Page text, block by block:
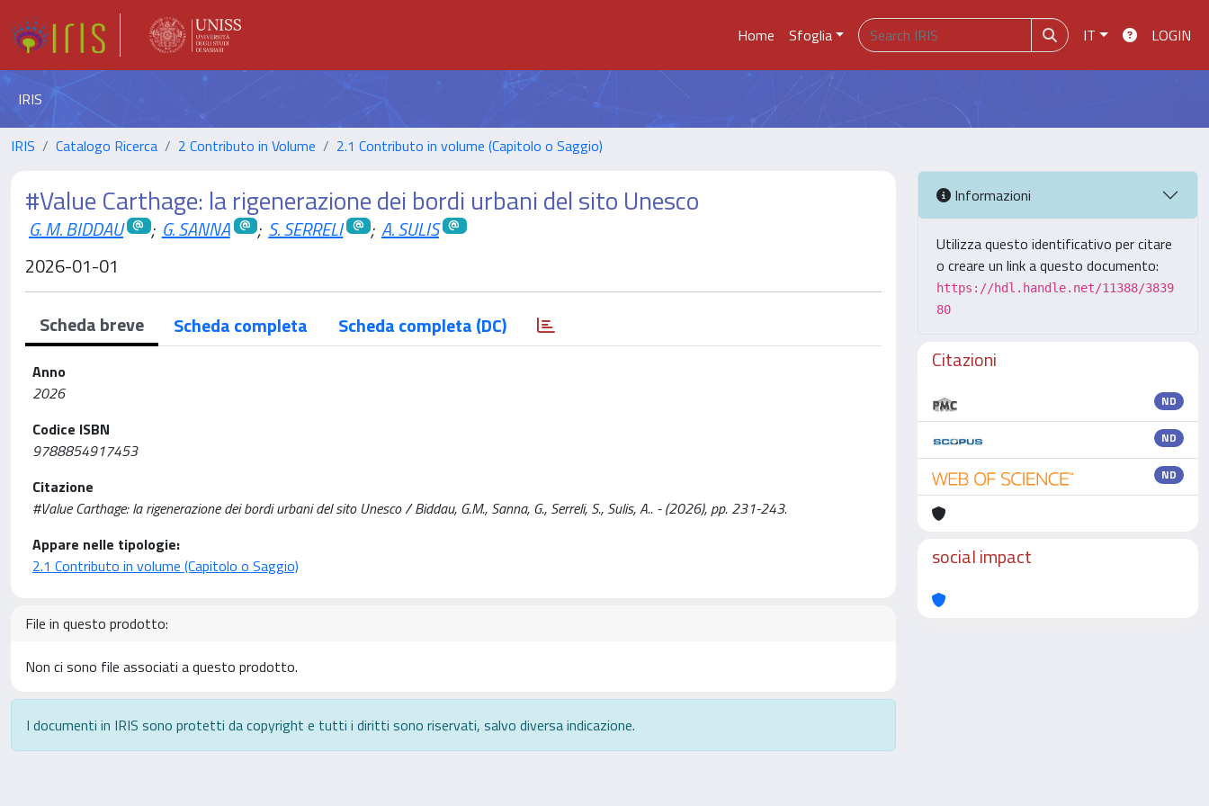
Home Sfoglia IT LOGIN
IRIS
IRIS Catalogo Ricerca 2 Contributo in Volume 2.1 Contributo in volume (Capitolo o Saggio)
#Value Carthage: la rigenerazione dei bordi urbani del sito Unesco
G. M. BIDDAU ; G. SANNA ; S. SERRELI ; A. SULIS
2026-01-01
Scheda breve Scheda completa Scheda completa (DC)
Anno
2026
Codice ISBN
9788854917453
Citazione
#Value Carthage: la rigenerazione dei bordi urbani del sito Unesco / Biddau, G.M., Sanna, G., Serreli, S., Sulis, A.. - (2026), pp. 231-243.
Appare nelle tipologie:
2.1 Contributo in volume (Capitolo o Saggio)
File in questo prodotto:
Non ci sono file associati a questo prodotto.
I documenti in IRIS sono protetti da copyright e tutti i diritti sono riservati, salvo diversa indicazione.
Informazioni
Utilizza questo identificativo per citare
o creare un link a questo documento:
https://hdl.handle.net/11388/3839
80
Citazioni
ND
ND
ND
social impact